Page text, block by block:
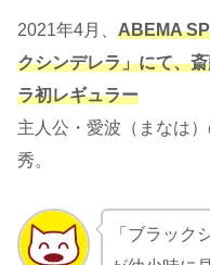
2021年4月、 ABEMA
クシンデレラ」にて、
ラ初レギュラー
主人公・愛波（まなは
秀。
「ブラック